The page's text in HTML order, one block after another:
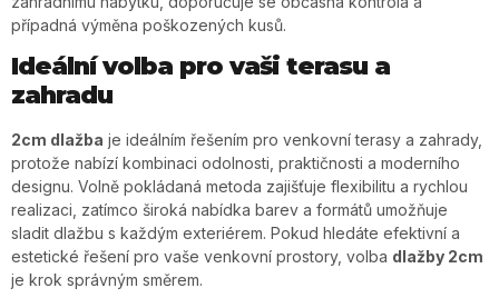
případná výměna poškozených kusů.
Ideální volba pro vaši terasu a
zahradu
2cm dlažba je ideálním řešením pro venkovní terasy a zahrady,
protože nabízí kombinaci odolnosti, praktičnosti a moderního
designu. Volně pokládaná metoda zajišťuje flexibilitu a rychlou
realizaci, zatímco široká nabídka barev a formátů umožňuje
sladit dlažbu s každým exteriérem. Pokud hledáte efektivní a
estetické řešení pro vaše venkovní prostory, volba dlažby 2cm
je krok správným směrem.